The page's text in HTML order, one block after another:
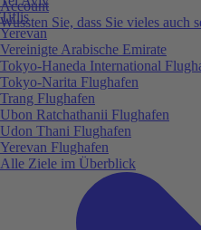
Account
Wussten Sie, dass Sie vieles auch
Tiflis
Yerevan
Vereinigte Arabische Emirate
Tokyo-Haneda International
Tokyo-Narita Flughafen
Trang Flughafen
Ubon Ratchathanii Flughafen
Udon Thani Flughafen
Yerevan Flughafen
Alle Ziele im Überblick